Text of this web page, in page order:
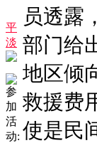
平
淡
参
加
活
动:
员透露
部门给
地区倾
救援费
使是民